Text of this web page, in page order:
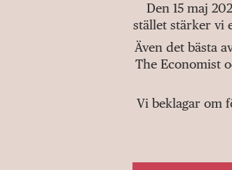
Den 15 maj
stället stärker vi
Även det bästa
The Economist
Vi beklagar om